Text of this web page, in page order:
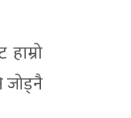
जोड्नै